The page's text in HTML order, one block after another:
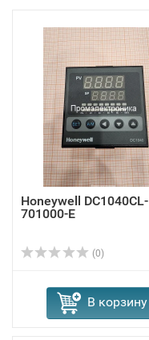
Honeywell DC1040CL-
701000-E
(0)
В корзину